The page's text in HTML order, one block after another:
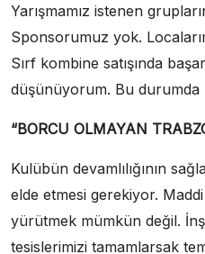
Yarışmamız istenen
Sponsorumuz yok.
Sırf kombine satışında
düşünüyorum. Bu durumda
“BORCU OLMAYAN
Kulübün devamlılığının
elde etmesi gerekiyor.
yürütmek mümkün değil.
tesislerimizi tamamlarsak